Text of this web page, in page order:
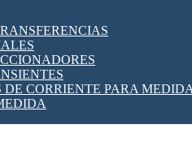
DE CORRIENTE PARA